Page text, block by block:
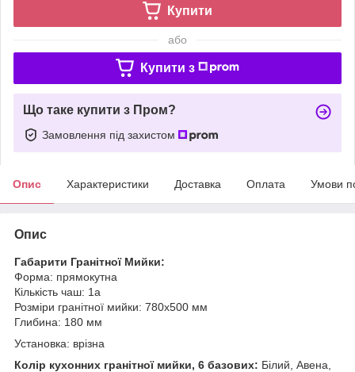
Купити
або
Купити з
Що таке купити з Пром?
Замовлення під захистом
Опис Характеристики Доставка Оплата Умови
Опис
Габарити Гранітної Мийки:
Форма: прямокутна
Кількість чаш: 1a
Розміри гранітної мийки: 780х500 мм
Глибина: 180 мм
Установка: врізна
Колір кухонних гранітної мийки, 6 базових: Білий, Авена,